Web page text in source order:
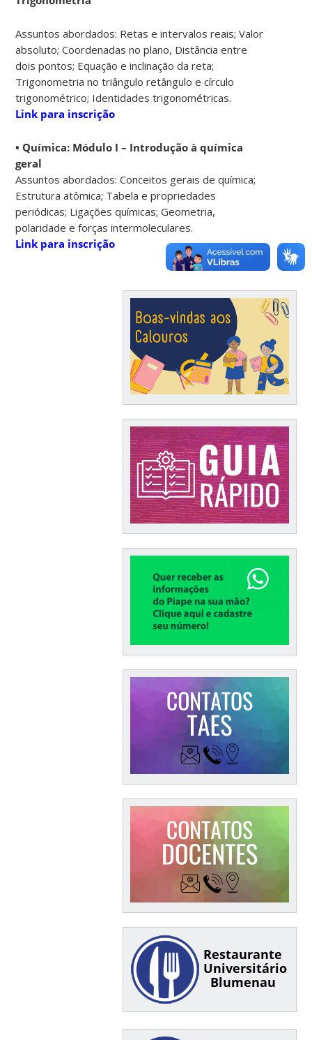
Assuntos abordados: Retas e intervalos reais; Valor
absoluto; Coordenadas no plano, Distância entre
dois pontos; Equação e inclinação da reta;
Trigonometria no triângulo retângulo e círculo
trigonométrico; Identidades trigonométricas.
Link para inscrição
• Química: Módulo I – Introdução à química
geral
Assuntos abordados: Conceitos gerais de química;
Estrutura atômica; Tabela e propriedades
periódicas; Ligações químicas; Geometria,
polaridade e forças intermoleculares.
Link para inscrição
Restaurante
Universitário
Blumenau